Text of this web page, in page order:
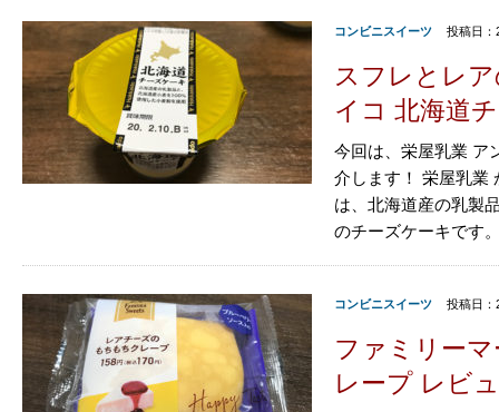
コンビニスイーツ 投稿日：
スフレとレ
イコ 北海道
今回は、栄屋乳業 ア
介します！ 栄屋乳業
は、北海道産の乳製
のチーズケーキです
コンビニスイーツ 投稿日：
ファミリー
レープ レビ